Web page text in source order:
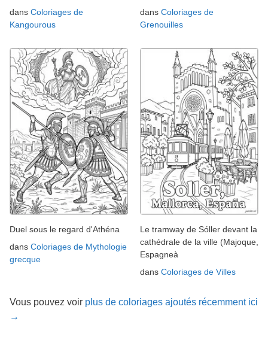
dans Coloriages de
Kangourous
dans Coloriages de
Grenouilles
Duel sous le regard d'Athéna
dans Coloriages de Mythologie
grecque
Le tramway de Sóller devant la
cathédrale de la ville (Majoque,
Espagneà
dans Coloriages de Villes
Vous pouvez voir plus de coloriages ajoutés récemment ici
→